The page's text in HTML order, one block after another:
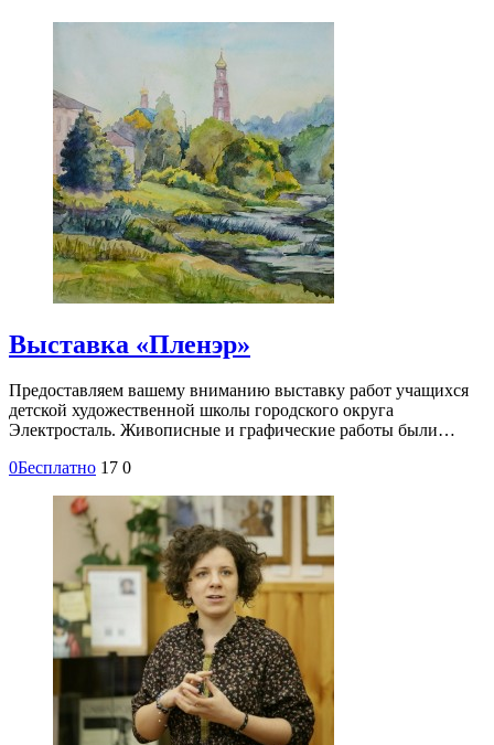
Выставка «Пленэр»
Предоставляем вашему вниманию выставку работ учащихся
детской художественной школы городского округа
Электросталь. Живописные и графические работы были…
0Бесплатно 17 0